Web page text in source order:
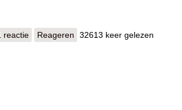
reactie Reageren 32613 keer gelezen